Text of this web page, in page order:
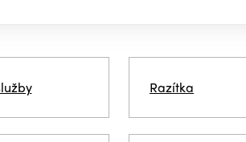
Razítka